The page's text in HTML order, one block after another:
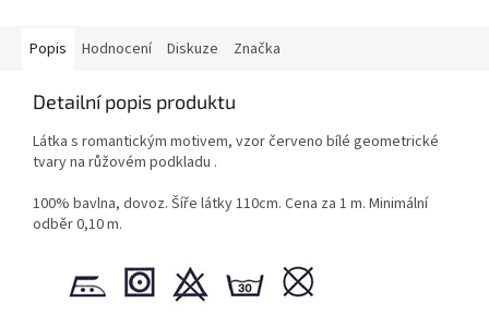
Popis Hodnocení Diskuze Značka
Detailní popis produktu
Látka s romantickým motivem, vzor červeno bílé geometrické
tvary na růžovém podkladu .
100% bavlna, dovoz. Šíře látky 110cm. Cena za 1 m. Minimální
odběr 0,10 m.